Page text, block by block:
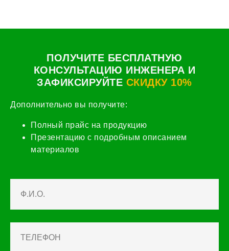
ПОЛУЧИТЕ БЕСПЛАТНУЮ
КОНСУЛЬТАЦИЮ ИНЖЕНЕРА И
ЗАФИКСИРУЙТЕ СКИДКУ 10%
Дополнительно вы получите:
Полный прайс на продукцию
Презентацию с подробным описанием
материалов